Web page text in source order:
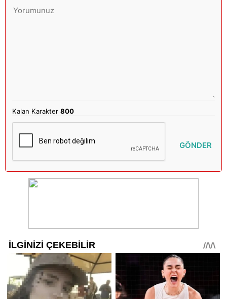
Kalan Karakter800
GÖNDER